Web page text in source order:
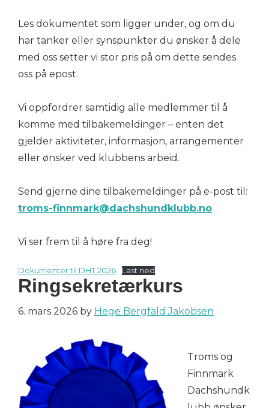
Les dokumentet som ligger under, og om du
har tanker eller synspunkter du ønsker å dele
med oss setter vi stor pris på om dette sendes
oss på epost.
Vi oppfordrer samtidig alle medlemmer til å
komme med tilbakemeldinger – enten det
gjelder aktiviteter, informasjon, arrangementer
eller ønsker ved klubbens arbeid.
Send gjerne dine tilbakemeldinger på e-post til:
troms-finnmark@dachshundklubb.no
Vi ser frem til å høre fra deg!
Dokumenter til DHT 2026 Last ned
Ringsekretærkurs
6. mars 2026 by Hege Bergfald Jakobsen
Troms og
Finnmark
Dachshundk